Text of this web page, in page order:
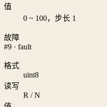
值
0 ~ 100，步长 1
故障
#9 · fault
格式
uint8
读写
R / N